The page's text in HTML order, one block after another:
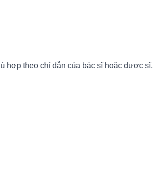
hợp theo chỉ dẫn của bác sĩ hoặc dược sĩ.